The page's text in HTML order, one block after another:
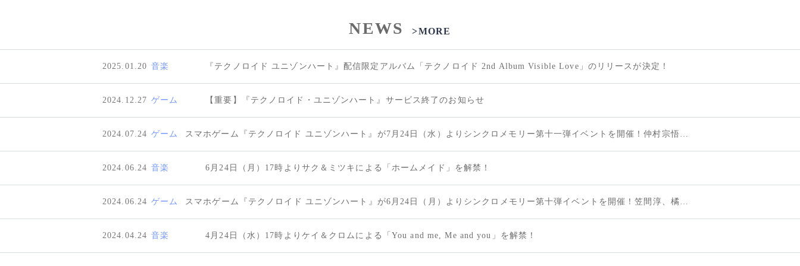
NEWS >MORE
2025.01.20 音楽 『テクノロイド ユニゾンハート』配信限定アルバム「テクノロイド 2nd Album Visible Love」のリリースが決定！
2024.12.27 ゲーム 【重要】『テクノロイド・ユニゾンハート』サービス終了のお知らせ
2024.07.24 ゲーム スマホゲーム『テクノロイド ユニゾンハート』が7月24日（水）よりシンクロメモリー第十一弾イベントを開催！仲村宗悟土岐隼一が演じるジン＆ルゥマによる「穏やかに光る君SYNC安らぎの薫る君」を実装！
2024.06.24 音楽 6月24日（月）17時よりサク＆ミツキによる「ホームメイド」を解禁！
2024.06.24 ゲーム スマホゲーム『テクノロイド ユニゾンハート』が6月24日（月）よりシンクロメモリー第十弾イベントを開催！笠間淳、橘龍丸が演じるサク＆ミツキによる「同胞は複雑怪奇 SYNC お仲間はキマジメ」を実装！
2024.04.24 音楽 4月24日（水）17時よりケイ＆クロムによる「You and me, Me and you」を解禁！